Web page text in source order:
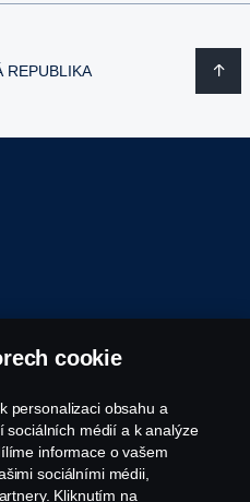
REPUBLIKA
cookie
personalizaci obsahu a
sociálních médií a k analýze
informace o vašem
sociálními médii,
Kliknutím na